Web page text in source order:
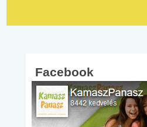
Facebook